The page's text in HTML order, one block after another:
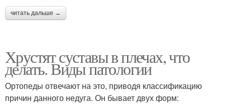
читать дальше →
Хрустят суставы в плечах, что
делать. Виды патологии
Ортопеды отвечают на это, приводя классификацию
причин данного недуга. Он бывает двух форм: